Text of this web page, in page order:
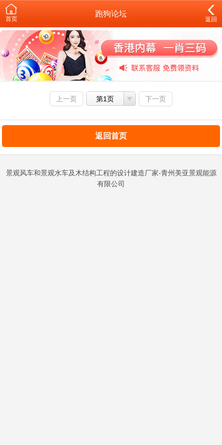
首页
跑狗论坛
返回
上一页 第1页 下一页
返回首页
景观风车和景观水车及木结构工程的设计建造厂家-青州美亚景观能源
有限公司